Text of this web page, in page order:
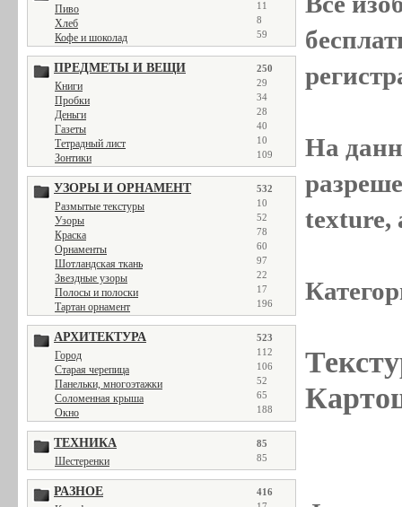
Пиво 11
Хлеб 8
Кофе и шоколад 59
ПРЕДМЕТЫ И ВЕЩИ 250
Книги 29
Пробки 34
Деньги 28
Газеты 40
Тетрадный лист 10
Зонтики 109
УЗОРЫ И ОРНАМЕНТ 532
Размытые текстуры 10
Узоры 52
Краска 78
Орнаменты 60
Шотландская ткань 97
Звездные узоры 22
Полосы и полоски 17
Тартан орнамент 196
АРХИТЕКТУРА 523
Город 112
Старая черепица 106
Панельки, многоэтажки 52
Соломенная крыша 65
Окно 188
ТЕХНИКА 85
Шестеренки 85
РАЗНОЕ 416
На
texture,